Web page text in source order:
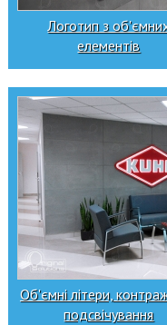
Логотип з
елементів
Об'ємні літери,
подсвічування